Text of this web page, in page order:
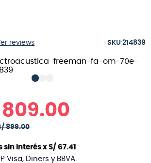
reviews :214839
809.00
899.00
sin interés xS/ 67.41
Visa, Diners y BBVA.